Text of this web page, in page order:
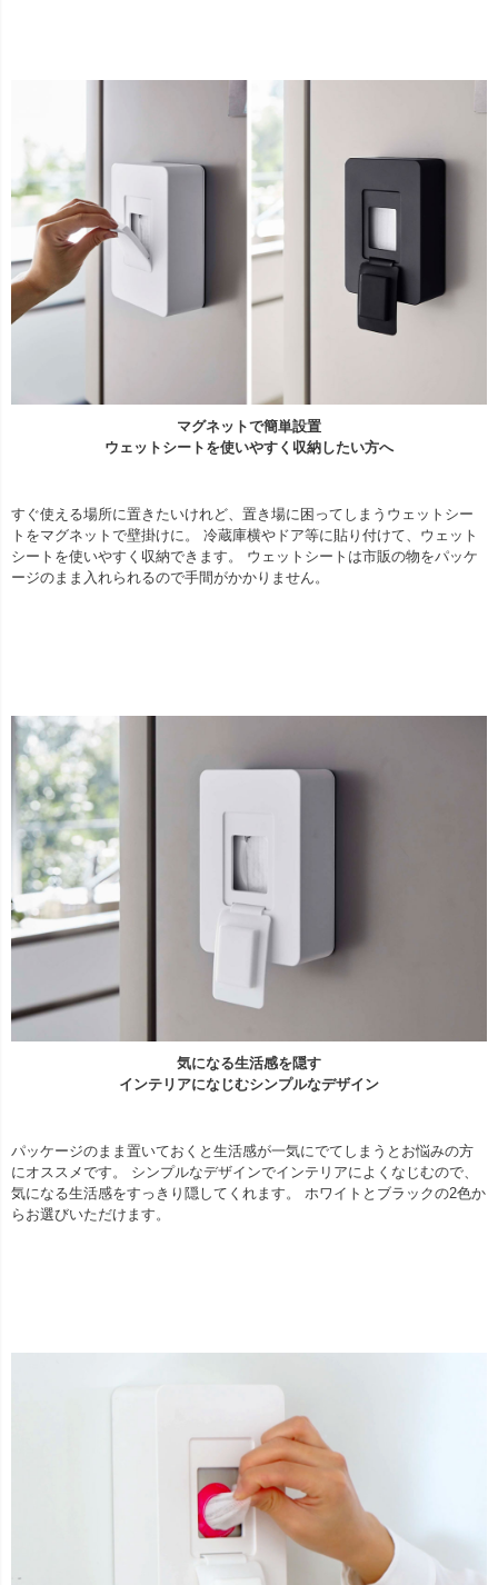
マグネットで簡単設置
ウェットシートを使いやすく収納したい方へ
すぐ使える場所に置きたいけれど、置き場に困ってしまうウェットシー
トをマグネットで壁掛けに。 冷蔵庫横やドア等に貼り付けて、ウェット
シートを使いやすく収納できます。 ウェットシートは市販の物をパッケ
ージのまま入れられるので手間がかかりません。
気になる生活感を隠す
インテリアになじむシンプルなデザイン
パッケージのまま置いておくと生活感が一気にでてしまうとお悩みの方
にオススメです。 シンプルなデザインでインテリアによくなじむので、
気になる生活感をすっきり隠してくれます。 ホワイトとブラックの2色か
らお選びいただけます。